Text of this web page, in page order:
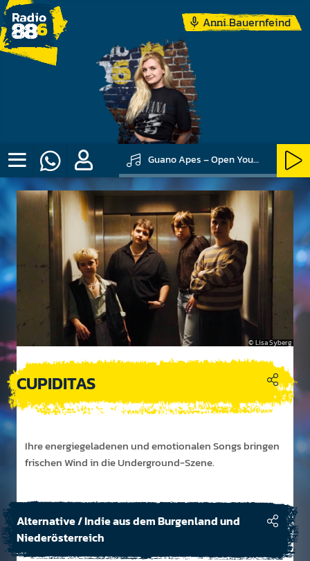
Anni Bauernfeind
Guano Apes – Open Your Eyes
Lisa Syberg
CUPIDITAS
Ihre energi­egelad­enen und emot­ionalen Songs bringen
frisch­en Wind in die Under­ground-Szene.
Alternative / Indie aus dem Burgenland und
Niederösterreich